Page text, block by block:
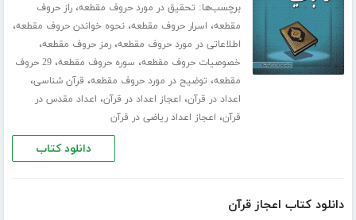
برچسب‌ها: تحقیق در مورد حروف مقطعه،راز حروف
مقطعه، اسرار حروف مقطعه،نحوه خواندن حروف مقطعه،
اطلاعاتی در مورد حروف مقطعه،رمز حروف مقطعه،
خصوصیات حروف مقطعه، سوره حروف مقطعه،
29 حروف
مقطعه، توضیح در مورد حروف مقطعه، قرآن شناسی،
اعداد در قرآن، اعجاز اعداد در قرآن، اعداد مقدس در
قرآن، اعجاز اعداد ریاضی در قرآن
دانلود کتاب
دانلود کتاب اعجاز قرآن